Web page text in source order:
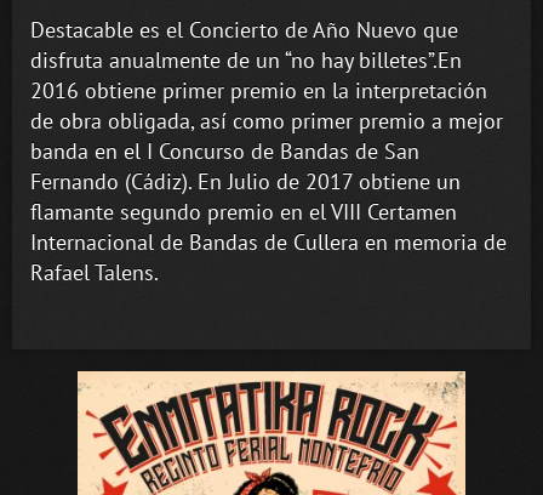
Destacable es el Concierto de Año Nuevo que
disfruta anualmente de un “no hay billetes”.En
2016 obtiene primer premio en la interpretación
de obra obligada, así como primer premio a mejor
banda en el I Concurso de Bandas de San
Fernando (Cádiz). En Julio de 2017 obtiene un
flamante segundo premio en el VIII Certamen
Internacional de Bandas de Cullera en memoria de
Rafael Talens.